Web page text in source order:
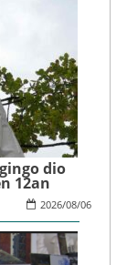
dio
12an
2026/08/06